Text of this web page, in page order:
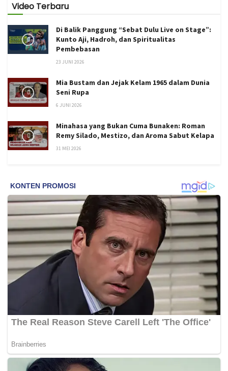
Video Terbaru
Di Balik Panggung “Sebat Dulu Live on Stage”:
Kunto Aji, Hadroh, dan Spiritualitas
Pembebasan
23 JUNI 2026
Mia Bustam dan Jejak Kelam 1965 dalam Dunia
Seni Rupa
6 JUNI 2026
Minahasa yang Bukan Cuma Bunaken: Roman
Remy Silado, Mestizo, dan Aroma Sabut Kelapa
31 MEI 2026